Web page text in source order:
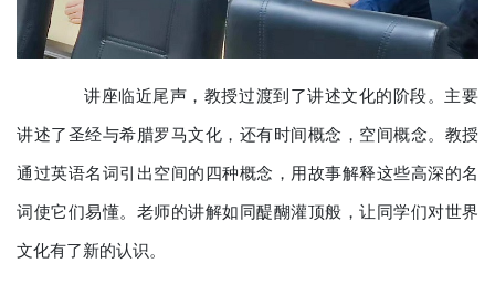
讲座临近尾声，教授过渡到了讲述文化的阶段。主要
讲述了圣经与希腊罗马文化，还有时间概念，空间概念。教授
通过英语名词引出空间的四种概念，用故事解释这些高深的名
词使它们易懂。老师的讲解如同醍醐灌顶般，让同学们对世界
文化有了新的认识。